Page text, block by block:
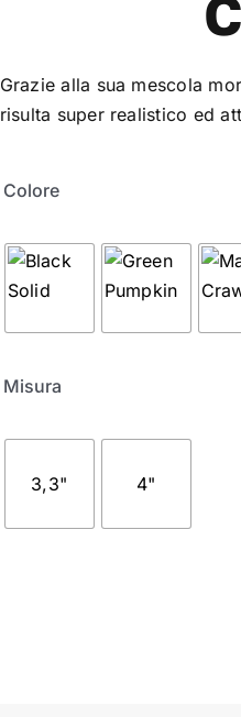
Grazie alla sua mescola
risulta super realistico ed
Colore
Misura
3,3" 4"